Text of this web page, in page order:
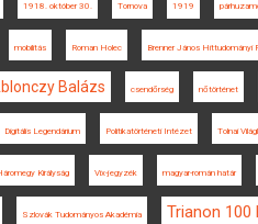
1918. október 30. Tornova 1919
mobilitás Roman Holec Brenner János Hittudományi
Balázs csendőrség nőtörténet
Digitális Legendárium Politikatörténeti Intézet Tolnai
Királyság Vix-jegyzék magyar-román határ
Szlovák Tudományos Akadémia Trianon